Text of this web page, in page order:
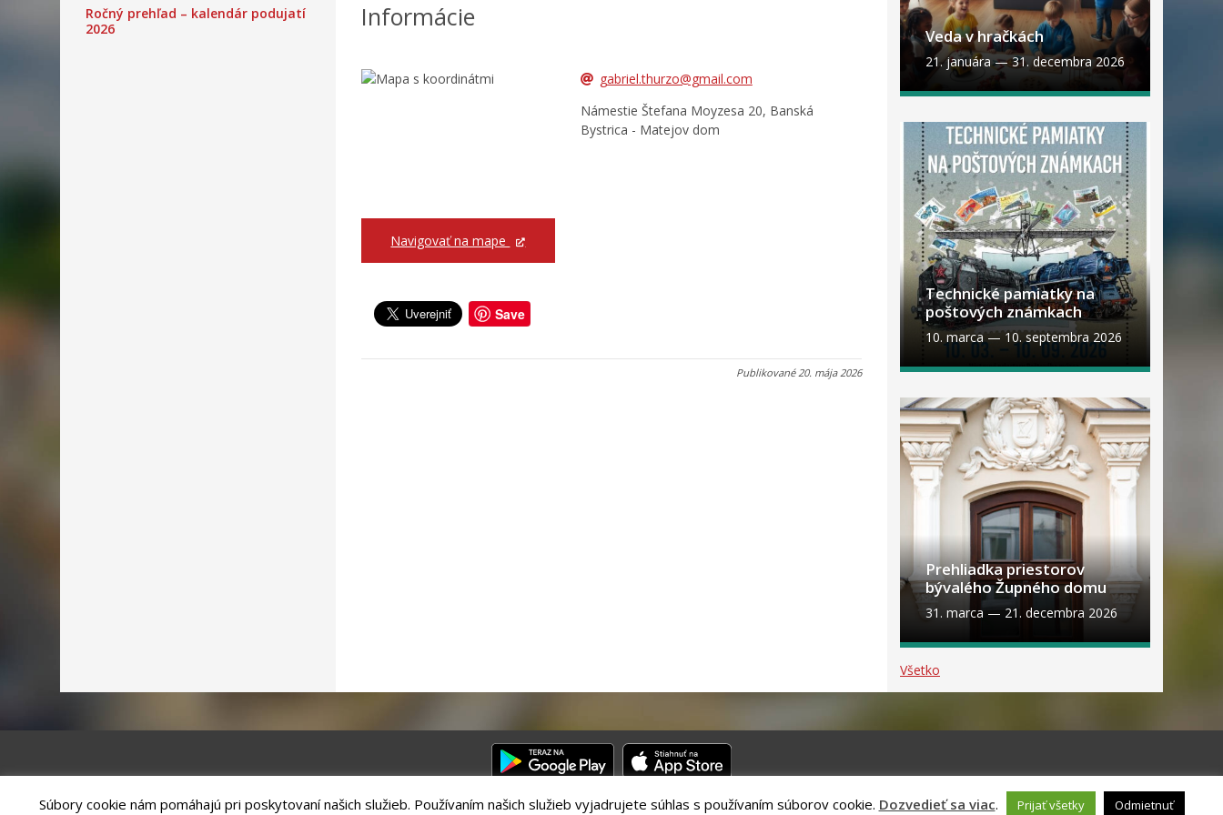
Ročný prehľad – kalendár podujatí
2026
Informácie
Navigovať na mape
gabriel.thurzo@gmail.com
Námestie Štefana Moyzesa 20, Banská
Bystrica - Matejov dom
Save
Publikované20. mája 2026
Veda v hračkách
21. januára—31. decembra 2026
Technické pamiatky na
poštových známkach
10. marca—10. septembra 2026
Prehliadka priestorov
bývalého Župného domu
31. marca— 21. decembra 2026
Všetko
Súbory cookie nám pomáhajú pri poskytovaní našich služieb. Používaním našich služieb vyjadrujete súhlas s používaním súborov cookie. Dozvedieť sa viac. Prijať všetky Odmietnuť